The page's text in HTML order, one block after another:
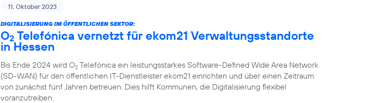
11. Oktober 2023
DIGITALISIERUNG IM ÖFFENTLICHEN SEKTOR:
O2 Telefónica vernetzt für ekom21 Verwaltungsstandorte
in Hessen
Bis Ende 2024 wird O2 Telefónica ein leistungsstarkes Software-Defined Wide Area Network
(SD-WAN) für den öffentlichen IT-Dienstleister ekom21 einrichten und über einen Zeitraum
von zunächst fünf Jahren betreuen. Dies hilft Kommunen, die Digitalisierung flexibel
voranzutreiben.